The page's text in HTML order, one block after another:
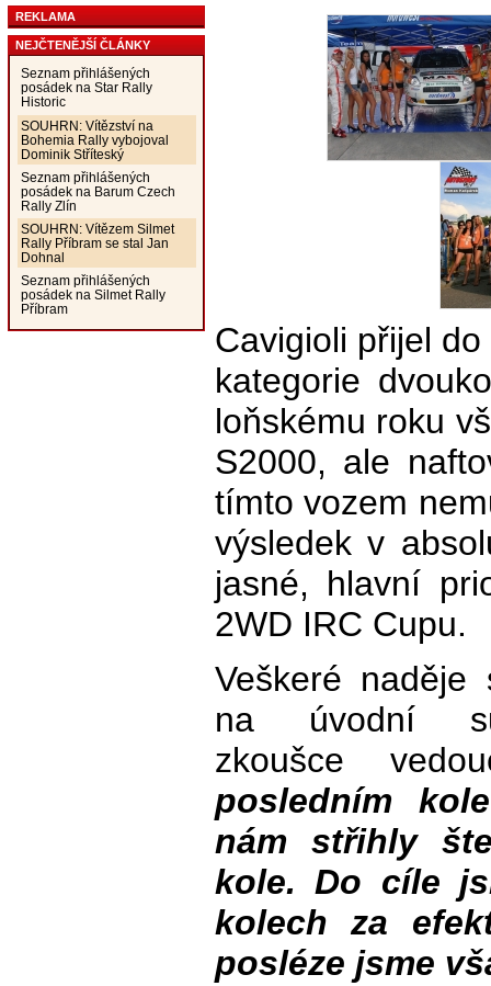
REKLAMA
NEJČTENĚJŠÍ ČLÁNKY
Seznam přihlášených
posádek na Star Rally
Historic
SOUHRN: Vítězství na
Bohemia Rally vybojoval
Dominik Stříteský
Seznam přihlášených
posádek na Barum Czech
Rally Zlín
SOUHRN: Vítězem Silmet
Rally Příbram se stal Jan
Dohnal
Seznam přihlášených
posádek na Silmet Rally
Příbram
Cavigioli přijel
kategorie
loňskému roku
S2000, ale
tímto vozem
výsledek v
jasné, hlavní
2WD IRC Cupu.
Veškeré naděje
na úvodní
zkoušce
posledním
nám střihly
kole. Do cíle
kolech za
posléze jsme